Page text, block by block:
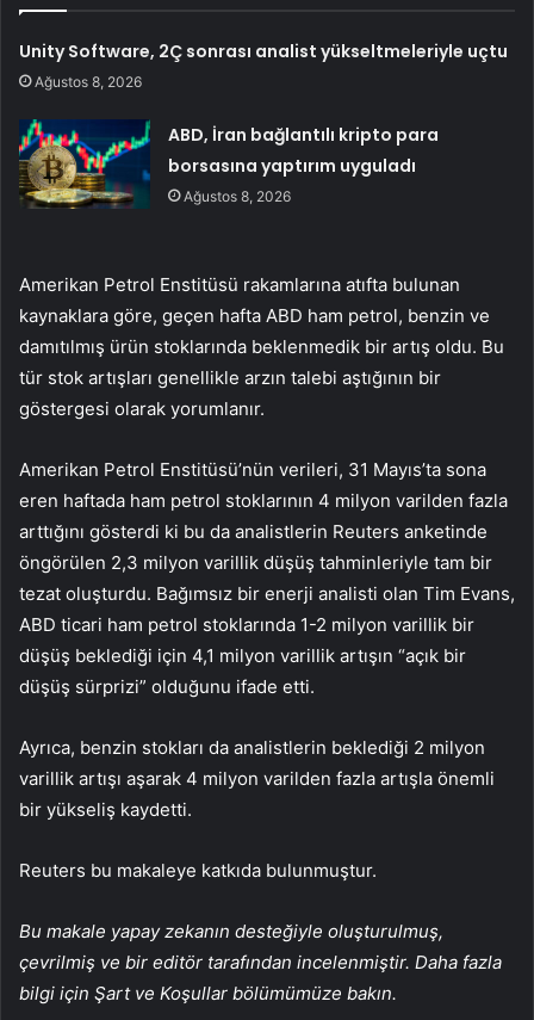
Unity Software, 2Ç sonrası analist yükseltmeleriyle uçtu
Ağustos 8, 2026
ABD, İran bağlantılı kripto para
borsasına yaptırım uyguladı
Ağustos 8, 2026
Amerikan Petrol Enstitüsü rakamlarına atıfta bulunan
kaynaklara göre, geçen hafta ABD ham petrol, benzin ve
damıtılmış ürün stoklarında beklenmedik bir artış oldu. Bu
tür stok artışları genellikle arzın talebi aştığının bir
göstergesi olarak yorumlanır.
Amerikan Petrol Enstitüsü’nün verileri, 31 Mayıs’ta sona
eren haftada ham petrol stoklarının 4 milyon varilden fazla
arttığını gösterdi ki bu da analistlerin Reuters anketinde
öngörülen 2,3 milyon varillik düşüş tahminleriyle tam bir
tezat oluşturdu. Bağımsız bir enerji analisti olan Tim Evans,
ABD ticari ham petrol stoklarında 1-2 milyon varillik bir
düşüş beklediği için 4,1 milyon varillik artışın “açık bir
düşüş sürprizi” olduğunu ifade etti.
Ayrıca, benzin stokları da analistlerin beklediği 2 milyon
varillik artışı aşarak 4 milyon varilden fazla artışla önemli
bir yükseliş kaydetti.
Reuters bu makaleye katkıda bulunmuştur.
Bu makale yapay zekanın desteğiyle oluşturulmuş,
çevrilmiş ve bir editör tarafından incelenmiştir. Daha fazla
bilgi için Şart ve Koşullar bölümümüze bakın.